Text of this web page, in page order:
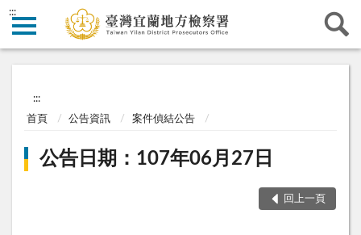
:::
:::
首頁 公告資訊 案件偵結公告
公告日期：107年06月27日
回上一頁